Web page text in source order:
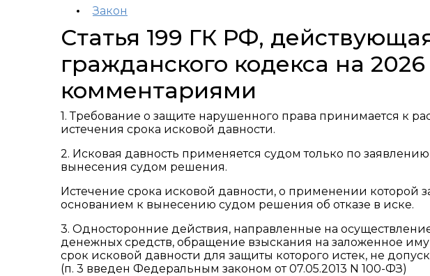
Закон
Статья 199 ГК РФ,
гражданского кодекса на 2026
комментариями
1. Требование о защите нарушенного права принимается к
истечения срока исковой давности.
2. Исковая давность применяется судом только по
вынесения судом решения.
Истечение срока исковой давности, о применении которой
основанием к вынесению судом решения об отказе в иске.
3. Односторонние действия, направленные на
денежных средств, обращение взыскания на заложенное
срок исковой давности для защиты которого истек, не
(п. 3 введен Федеральным законом от 07.05.2013 N 100-ФЗ)